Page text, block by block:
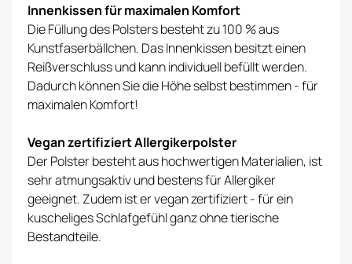
Innenkissen für maximalen Komfort
Die Füllung des Polsters besteht zu 100 % aus
Kunstfaserbällchen. Das Innenkissen besitzt einen
Reißverschluss und kann individuell befüllt werden.
Dadurch können Sie die Höhe selbst bestimmen - für
maximalen Komfort!
Vegan zertifiziert Allergikerpolster
Der Polster besteht aus hochwertigen Materialien, ist
sehr atmungsaktiv und bestens für Allergiker
geeignet. Zudem ist er vegan zertifiziert - für ein
kuscheliges Schlafgefühl ganz ohne tierische
Bestandteile.